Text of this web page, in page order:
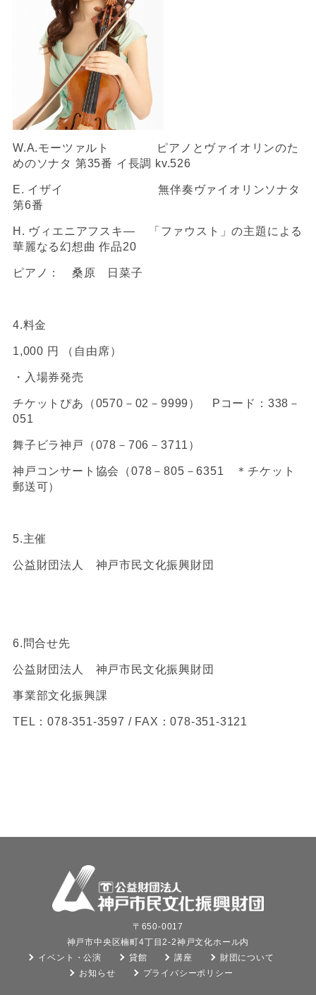
W.A.モーツァルト ピアノとヴァイオリンのた
めのソナタ 第35番 イ長調 kv.526
E. イザイ 無伴奏ヴァイオリンソナタ
第6番
H. ヴィエニアフスキ― 「ファウスト」の主題による
華麗なる幻想曲 作品20
ピアノ： 桑原 日菜子
4.料金
1,000 円 （自由席）
・入場券発売
チケットぴあ（0570－02－9999） Pコード：338－
051
舞子ビラ神戸（078－706－3711）
神戸コンサート協会（078－805－6351 ＊チケット
郵送可）
5.主催
公益財団法人 神戸市民文化振興財団
6.問合せ先
公益財団法人 神戸市民文化振興財団
事業部文化振興課
TEL：078-351-3597 / FAX：078‐351-3121
〒650-0017
神戸市中央区楠町4丁目2-2神戸文化ホール内
イベント・公演
貸館 講座
財団について
お知らせ
プライバシーポリシー